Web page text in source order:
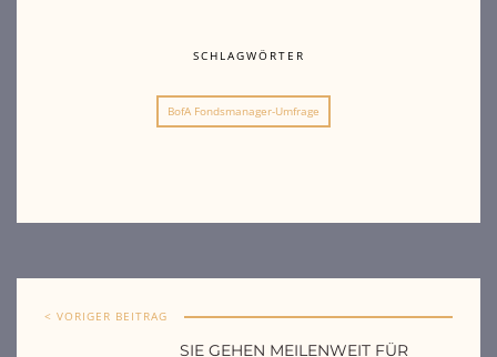
SCHLAGWÖRTER
BofA Fondsmanager-Umfrage
< VORIGER BEITRAG
SIE GEHEN MEILENWEIT FÜR